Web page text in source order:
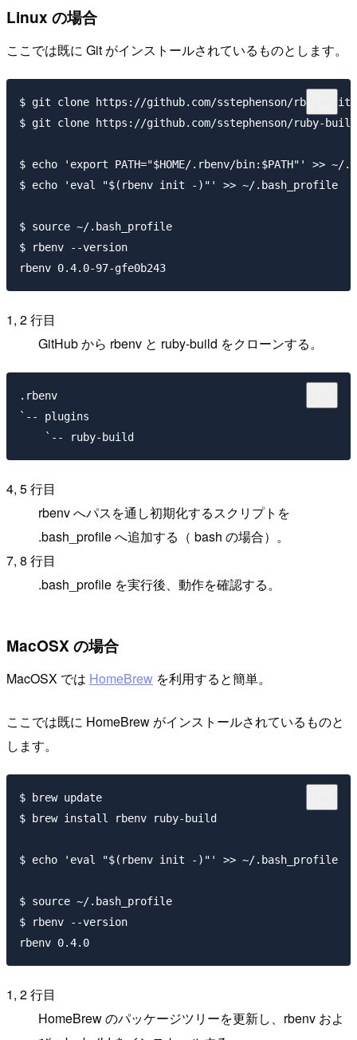
Linux の場合
ここでは既に Git がインストールされているものとします。
$ git clone https://github.com/sstephenson/rbenv.git
$ git clone https://github.com/sstephenson/ruby-
$ echo 'export PATH="$HOME/.rbenv/bin:$PATH"' >> ~/
$ echo 'eval "$(rbenv init -)"' >> ~/.bash_profile
$ source ~/.bash_profile
$ rbenv --version
1, 2 行目
GitHub から rbenv と ruby-build をクローンする。
.rbenv
`-- plugins
4, 5 行目
rbenv へパスを通し初期化するスクリプトを
.bash_profile へ追加する（ bash の場合）。
7, 8 行目
.bash_profile を実行後、動作を確認する。
MacOSX の場合
MacOSX では HomeBrew を利用すると簡単。
ここでは既に HomeBrew がインストールされているものと
します。
$ brew update
$ brew install rbenv ruby-build
$ echo 'eval "$(rbenv init -)"' >> ~/.bash_profile
$ source ~/.bash_profile
$ rbenv --version
1, 2 行目
HomeBrew のパッケージツリーを更新し、rbenv およ